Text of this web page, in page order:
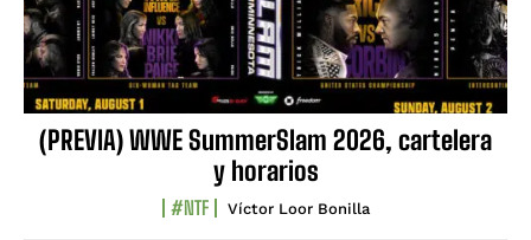
(PREVIA) WWE SummerSlam 2026, cartelera
y horarios
#NTF Víctor Loor Bonilla